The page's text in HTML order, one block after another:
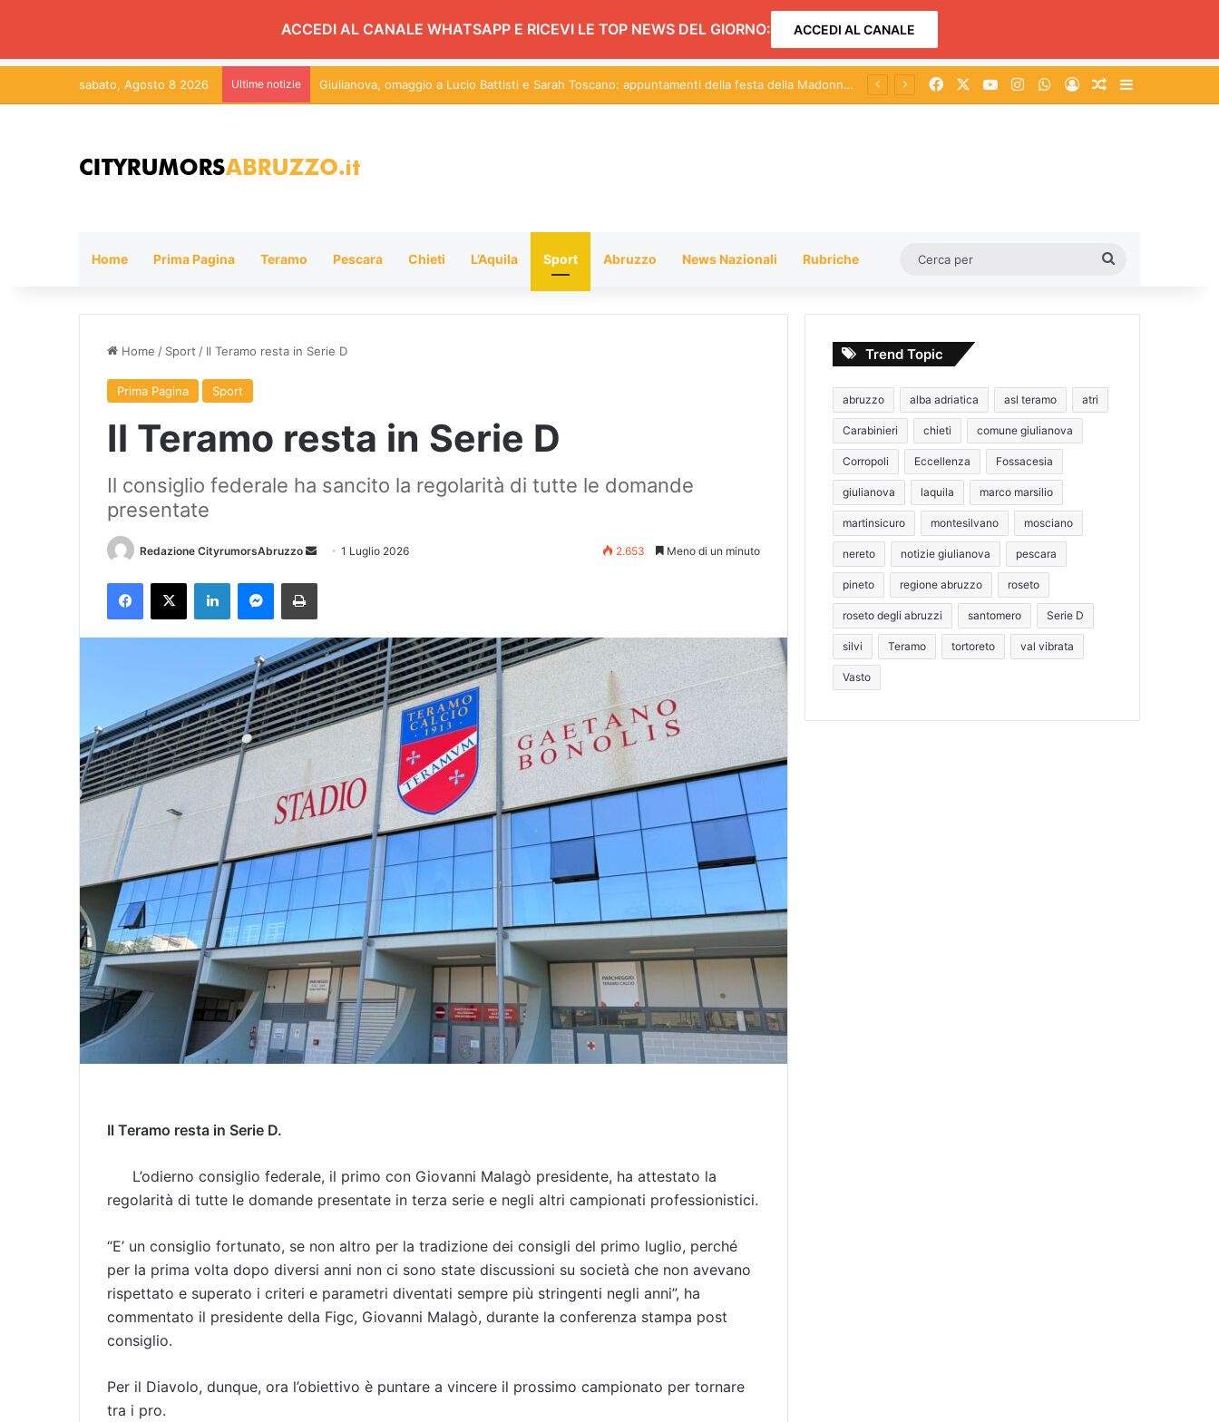
ACCEDI AL CANALE WHATSAPP E RICEVI LE TOP NEWS DEL GIORNO: ACCEDI AL CANALE
sabato, Agosto 8 2026 Ultime notizie Studio Confesercenti sul Pil: in Abruzzo nel 2026 cresce dello 0,9% Facebook You TubeInstagramWhatsApp
AccediUn articolo a
Home Prima Pagina Teramo Pescara Chieti L’Aquila Sport Abruzzo News Nazionali Rubriche
Home / Sport / Il Teramo resta in Serie D
Prima Pagina Sport
Il Teramo resta in Serie D
Il consiglio federale ha sancito la regolarità di tutte le domande
presentate
Redazione CityrumorsAbruzzo
i
a
u
n
'
e
l
1 Luglio 2026 2.653 Meno di un minuto
Il Teramo resta in Serie D.
L’odierno consiglio federale, il primo con Giovanni Malagò presidente, ha attestato la
regolarità di tutte le domande presentate in terza serie e negli altri campionati professionistici.
“E’ un consiglio fortunato, se non altro per la tradizione dei consigli del primo luglio, perché
per la prima volta dopo diversi anni non ci sono state discussioni su società che non avevano
rispettato e superato i criteri e parametri diventati sempre più stringenti negli anni”, ha
commentato il presidente della Figc, Giovanni Malagò, durante la conferenza stampa post
consiglio.
Per il Diavolo, dunque, ora l’obiettivo è puntare a vincere il prossimo campionato per tornare
tra i pro.
Trend Topic
abruzzo alba adriatica asl teramo atri
Carabinieri chieti comune giulianova
Corropoli Eccellenza Fossacesia
giulianova laquila marco marsilio
martinsicuro montesilvano mosciano
nereto notizie giulianova pescara
pineto regione abruzzo roseto
roseto degli abruzzi santomero Serie D
silvi Teramo tortoreto val vibrata
Vasto